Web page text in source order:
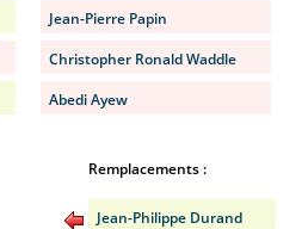
Jean-Pierre Papin
Christopher Ronald Waddle
Abedi Ayew
Remplacements :
Jean-Philippe Durand